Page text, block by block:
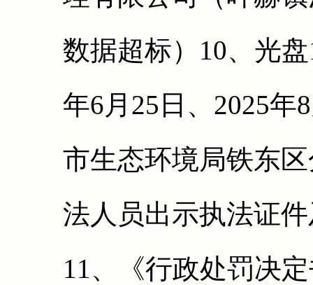
数据超标）10、光
年6月25日、2025年
市生态环境局铁东
法人员出示执法证
11、《行政处罚决